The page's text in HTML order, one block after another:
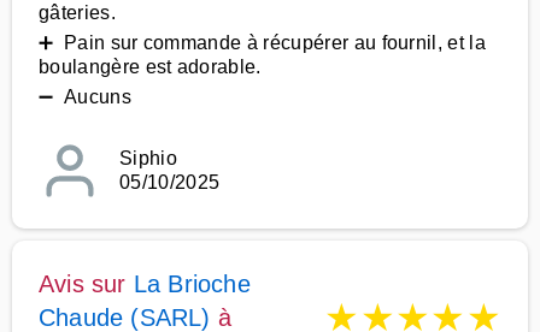
gâteries.
➕ Pain sur commande à récupérer au fournil, et la
boulangère est adorable.
➖ Aucuns
Siphio
05/10/2025
Avis sur La Brioche
Chaude (SARL) à ★★★★★